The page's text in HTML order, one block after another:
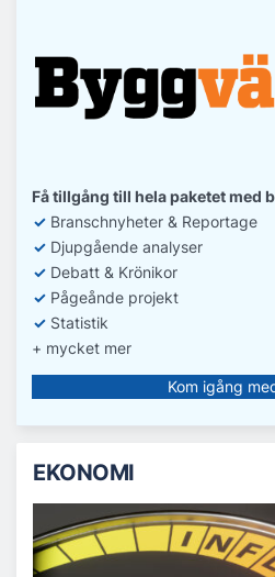
Få tillgång till hela paketet med
✓ Branschnyheter & Reportage
✓ Djupgående analyser
✓ Debatt & Krönikor
✓ Pågeånde projekt
✓ Statistik
+ mycket mer
Kom igång
EKONOMI